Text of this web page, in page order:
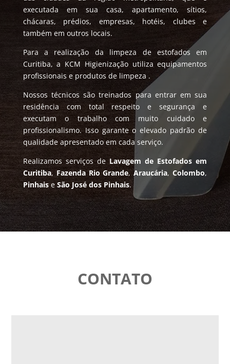
executada em sua casa, apartamento, sítios,
chácaras, prédios, empresas, hotéis, clubes e
também em outros locais.
Para a realização da limpeza de estofados em
Curitiba, a KCM Higienização utiliza equipamentos
profissionais e produtos de limpeza .
Nossos técnicos são treinados para entrar em sua
residência com total respeito e segurança e
executam o trabalho com muito cuidado e
profissionalismo. Isso garante o elevado padrão de
qualidade apresentado em cada serviço.
Realizamos serviços de Lavagem de Estofados em
Curitiba, Fazenda Rio Grande,Araucária,Colombo,
PinhaiseSão José dos Pinhais.
CONTATO